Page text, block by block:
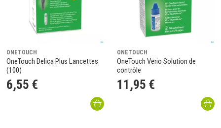
ONETOUCH
OneTouch Delica Plus Lancettes
(100)
6,55 €
ONETOUCH
OneTouch Verio Solution de
contrôle
11 ,95 €